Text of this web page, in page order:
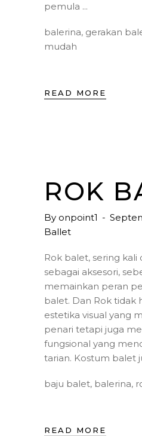
pemula
balerina, gerakan
mudah
READ MORE
ROK
By onpoint1
Ballet
Rok balet, sering kali
sebagai aksesori,
memainkan peran
balet. Dan Rok tidak
estetika visual yang
penari tetapi juga
fungsional yang
tarian. Kostum balet
baju balet, balerina,
READ MORE